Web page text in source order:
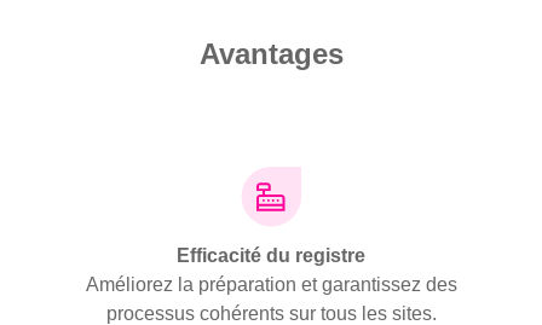
Avantages
Efficacité du registre
Améliorez la préparation et garantissez des
processus cohérents sur tous les sites.